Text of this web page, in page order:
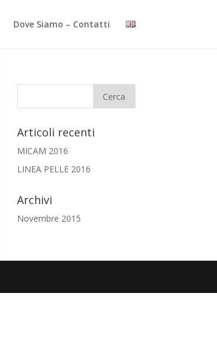
Dove Siamo – Contatti
Articoli recenti
MICAM 2016
LINEA PELLE 2016
Archivi
Novembre 2015